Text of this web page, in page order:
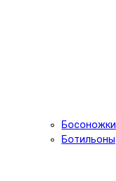
Босоножки
Ботильоны